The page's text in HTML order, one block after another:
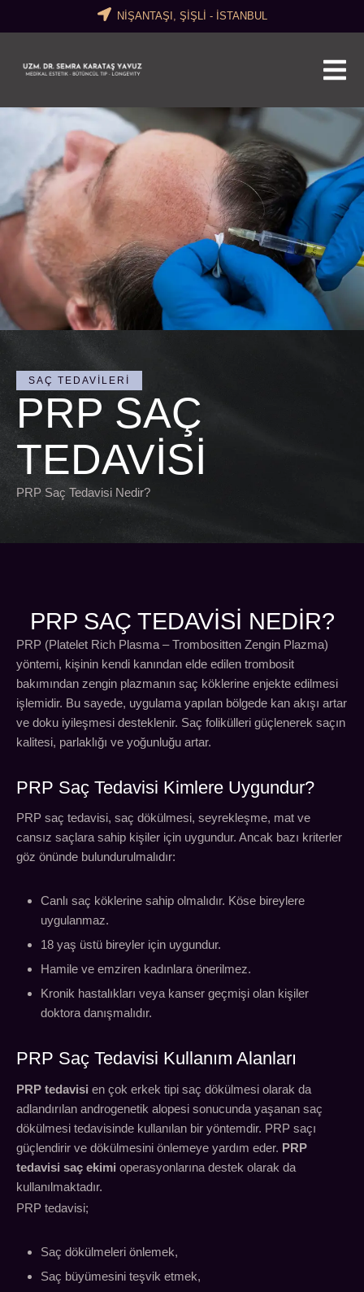
NİŞANTAŞI, ŞİŞLİ - İSTANBUL
SAÇ TEDAVILERI
PRP SAÇ
TEDAVISI
PRP Saç Tedavisi Nedir?
PRP SAÇ TEDAVISI NEDİR?
PRP (Platelet Rich Plasma – Trombositten Zengin Plazma)
yöntemi, kişinin kendi kanından elde edilen trombosit
bakımından zengin plazmanın saç köklerine enjekte edilmesi
işlemidir. Bu sayede, uygulama yapılan bölgede kan akışı artar
ve doku iyileşmesi desteklenir. Saç folikülleri güçlenerek saçın
kalitesi, parlaklığı ve yoğunluğu artar.
PRP Saç Tedavisi Kimlere Uygundur?
PRP saç tedavisi, saç dökülmesi, seyrekleşme, mat ve
cansız saçlara sahip kişiler için uygundur. Ancak bazı kriterler
göz önünde bulundurulmalıdır:
Canlı saç köklerine sahip olmalıdır. Köse bireylere
uygulanmaz.
18 yaş üstü bireyler için uygundur.
Hamile ve emziren kadınlara önerilmez.
Kronik hastalıkları veya kanser geçmişi olan kişiler
doktora danışmalıdır.
PRP Saç Tedavisi Kullanım Alanları
PRP tedavisi en çok erkek tipi saç dökülmesi olarak da
adlandırılan androgenetik alopesi sonucunda yaşanan saç
dökülmesi tedavisinde kullanılan bir yöntemdir. PRP saçı
güçlendirir ve dökülmesini önlemeye yardım eder. PRP
tedavisi saç ekimi operasyonlarına destek olarak da
kullanılmaktadır.
PRP tedavisi;
Saç dökülmeleri önlemek,
Saç büyümesini teşvik etmek,